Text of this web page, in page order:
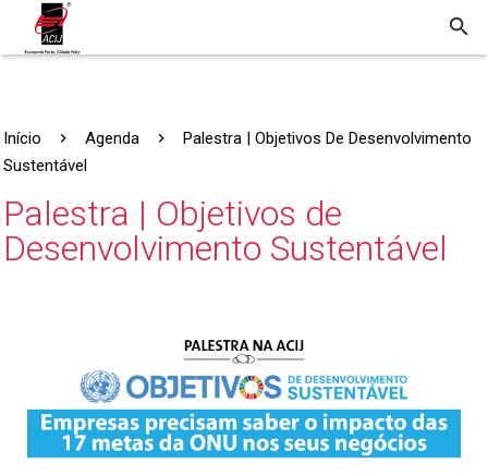
Início Agenda
Palestra | Objetivos De Desenvolvimento
Sustentável
Palestra | Objetivos de
Desenvolvimento Sustentável